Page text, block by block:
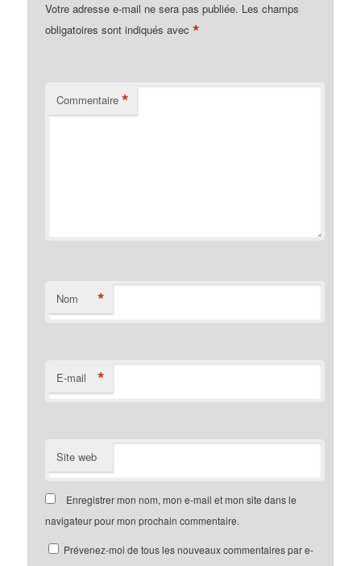
Votre adresse e-mail ne sera pas publiée. Les champs
obligatoires sont indiqués avec*
Commentaire *
Nom *
E-mail *
Site web
Enregistrer mon nom, mon e-mail et mon site dans le
navigateur pour mon prochain commentaire.
Prévenez-moi de tous les nouveaux commentaires par e-